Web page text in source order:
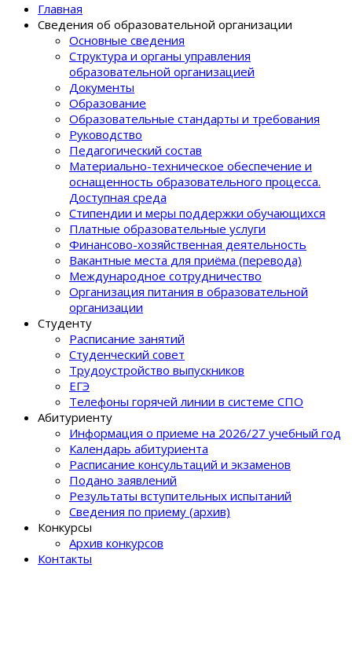
Главная
Сведения об образовательной организации
Основные сведения
Структура и органы управления
образовательной организацией
Документы
Образование
Образовательные стандарты и требования
Руководство
Педагогический состав
Материально-техническое обеспечение и
оснащенность образовательного процеcса.
Доступная среда
Стипендии и меры поддержки обучающихся
Платные образовательные услуги
Финансово-хозяйственная деятельность
Вакантные места для приёма (перевода)
Международное сотрудничество
Организация питания в образовательной
организации
Студенту
Расписание занятий
Студенческий совет
Трудоустройство выпускников
ЕГЭ
Телефоны горячей линии в системе СПО
Абитуриенту
Информация о приеме на 2026/27 учебный год
Календарь абитуриента
Расписание консультаций и экзаменов
Подано заявлений
Результаты вступительных испытаний
Сведения по приему (архив)
Конкурсы
Архив конкурсов
Контакты